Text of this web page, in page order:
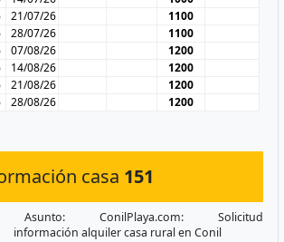
21/07/26
1100
28/07/26
1100
07/08/26
1200
14/08/26
1200
21/08/26
1200
28/08/26 1200
casa 151
Asunto: ConilPlaya.com: Solicitud
información alquiler casa rural en Conil